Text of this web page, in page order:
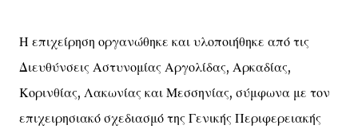
Η επιχείρηση οργανώθηκε και υλοποιήθηκε από τις
Διευθύνσεις Αστυνομίας Αργολίδας, Αρκαδίας,
Κορινθίας, Λακωνίας και Μεσσηνίας, σύμφωνα με τον
επιχειρησιακό σχεδιασμό της Γενικής Περιφερειακής